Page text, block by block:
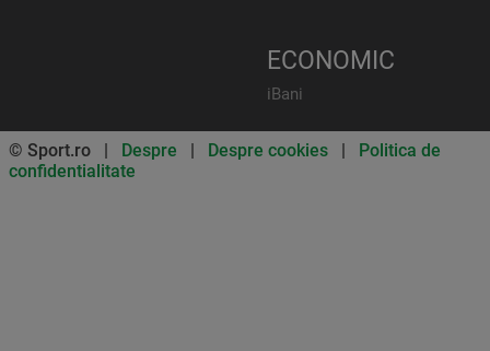
ECONOMIC
iBani
© Sport.ro | Despre | Despre cookies | Politica de
confidentialitate